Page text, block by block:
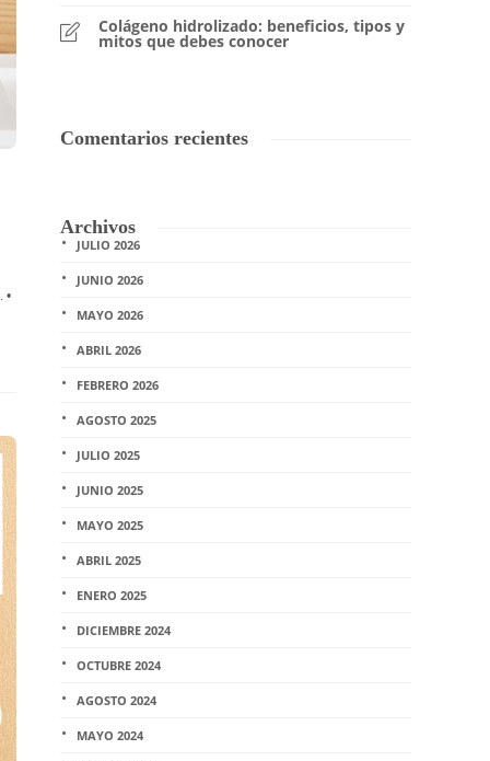
•
Colágeno hidrolizado: beneficios, tipos y
mitos que debes conocer
Comentarios recientes
Archivos
JULIO 2026
JUNIO 2026
MAYO 2026
ABRIL 2026
FEBRERO 2026
AGOSTO 2025
JULIO 2025
JUNIO 2025
MAYO 2025
ABRIL 2025
ENERO 2025
DICIEMBRE 2024
OCTUBRE 2024
AGOSTO 2024
MAYO 2024